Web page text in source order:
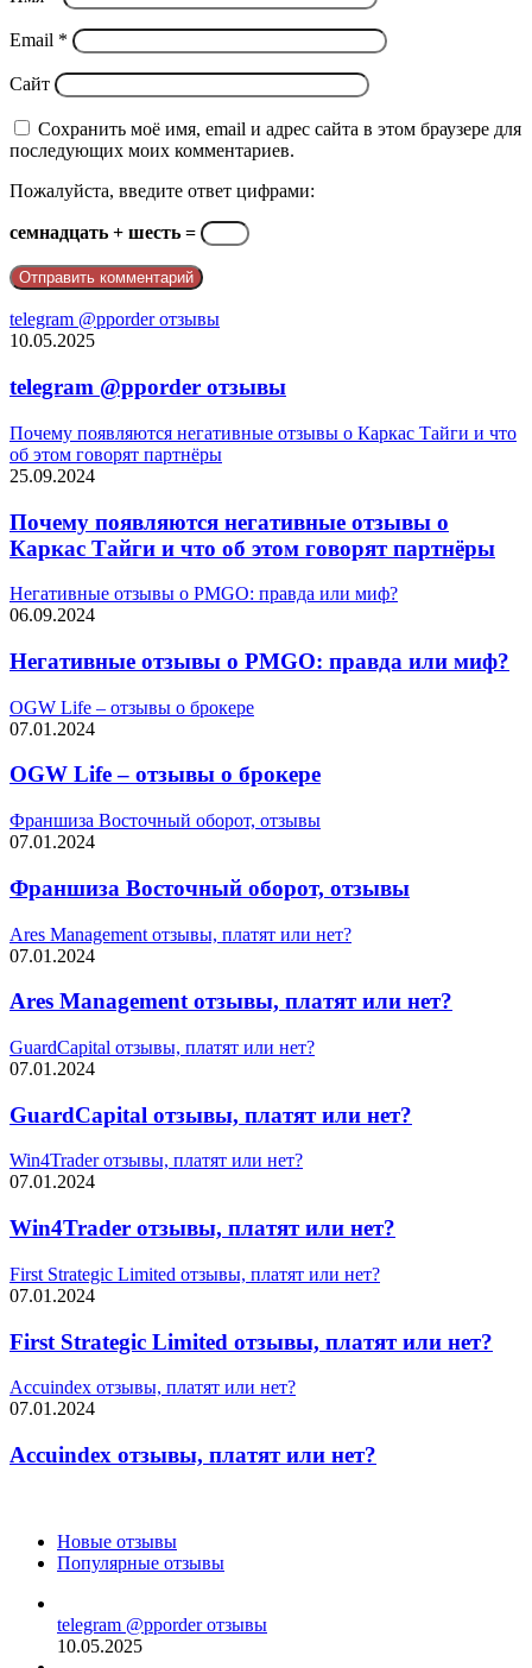
Email *
Сайт
Сохранить моё имя, email и адрес сайта в этом браузере для
последующих моих комментариев.
Пожалуйста, введите ответ цифрами:
семнадцать + шесть =
telegram @pporder отзывы
10.05.2025
telegram @pporder отзывы
Почему появляются негативные отзывы о Каркас Тайги и что
об этом говорят партнёры
25.09.2024
Почему появляются негативные отзывы о
Каркас Тайги и что об этом говорят партнёры
Негативные отзывы о PMGO: правда или миф?
06.09.2024
Негативные отзывы о PMGO: правда или миф?
OGW Life – отзывы о брокере
07.01.2024
OGW Life – отзывы о брокере
Франшиза Восточный оборот, отзывы
07.01.2024
Франшиза Восточный оборот, отзывы
Ares Management отзывы, платят или нет?
07.01.2024
Ares Management отзывы, платят или нет?
GuardCapital отзывы, платят или нет?
07.01.2024
GuardCapital отзывы, платят или нет?
Win4Trader отзывы, платят или нет?
07.01.2024
Win4Trader отзывы, платят или нет?
First Strategic Limited отзывы, платят или нет?
07.01.2024
First Strategic Limited отзывы, платят или нет?
Accuindex отзывы, платят или нет?
07.01.2024
Accuindex отзывы, платят или нет?
Новые отзывы
Популярные отзывы
telegram @pporder отзывы
10.05.2025